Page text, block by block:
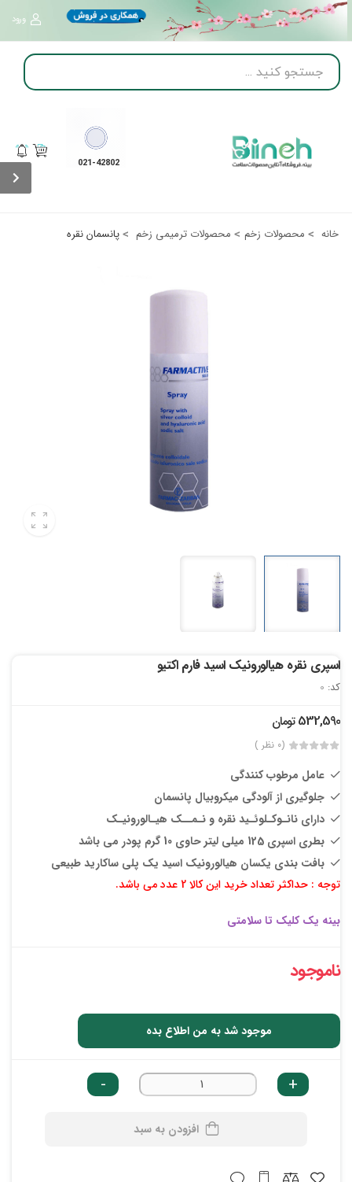
ورود
021-42802
خانه محصولات زخم محصولات ترمیمی زخم پانسمان نقره
اسپری نقره هیالورونیک اسید فارم اکتیو
کد: 0
532,590تومان
(0 نظر )
عامل مرطوب کنندگی
جلوگیری از آلودگی میکروبیال پانسمان
دارای نانـوکـلوئـید نقره و نـمــک هیـالورونیـک
بطری اسپری 125 میلی لیتر حاوی 10 گرم پودر می باشد
بافت بندی یکسان هیالورونیک اسید یک پلی ساکارید طبیعی
توجه : حداکثر تعداد خرید این کالا 2 عدد می باشد.
بینه یک کلیک تا سلامتی
ناموجود
موجود شد به من اطلاع بده
+
-
افزودن به سبد